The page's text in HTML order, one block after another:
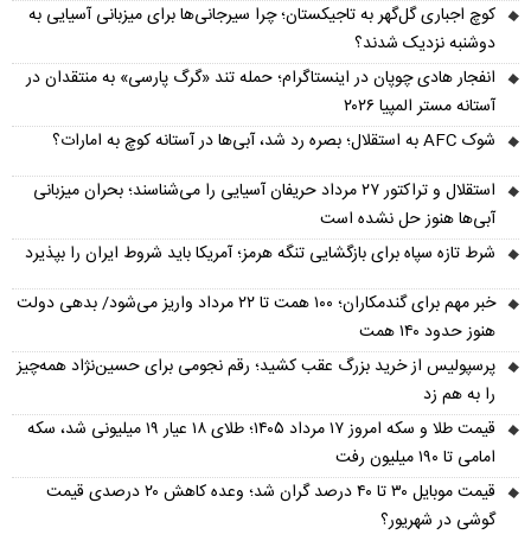
کوچ اجباری گل‌گهر به تاجیکستان؛ چرا سیرجانی‌ها برای میزبانی آسیایی به
دوشنبه نزدیک شدند؟
انفجار هادی چوپان در اینستاگرام؛ حمله تند «گرگ پارسی» به منتقدان در
آستانه مستر المپیا ۲۰۲۶
شوک AFC به استقلال؛ بصره رد شد، آبی‌ها در آستانه کوچ به امارات؟
استقلال و تراکتور ۲۷ مرداد حریفان آسیایی را می‌شناسند؛ بحران میزبانی
آبی‌ها هنوز حل نشده است
شرط تازه سپاه برای بازگشایی تنگه هرمز؛ آمریکا باید شروط ایران را بپذیرد
خبر مهم برای گندمکاران؛ ۱۰۰ همت تا ۲۲ مرداد واریز می‌شود/ بدهی دولت
هنوز حدود ۱۴۰ همت
پرسپولیس از خرید بزرگ عقب کشید؛ رقم نجومی برای حسین‌نژاد همه‌چیز
را به هم زد
قیمت طلا و سکه امروز ۱۷ مرداد ۱۴۰۵؛ طلای ۱۸ عیار ۱۹ میلیونی شد، سکه
امامی تا ۱۹۰ میلیون رفت
قیمت موبایل ۳۰ تا ۴۰ درصد گران شد؛ وعده کاهش ۲۰ درصدی قیمت
گوشی در شهریور؟